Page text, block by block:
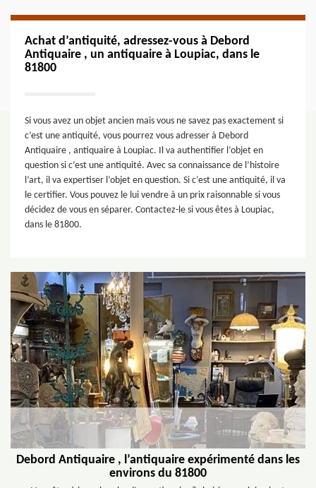
Achat d’antiquité, adressez-vous à Debord
Antiquaire , un antiquaire à Loupiac, dans le
81800
Si vous avez un objet ancien mais vous ne savez pas exactement si
c’est une antiquité, vous pourrez vous adresser à Debord
Antiquaire , antiquaire à Loupiac. Il va authentifier l’objet en
question si c’est une antiquité. Avec sa connaissance de l’histoire
l’art, il va expertiser l’objet en question. Si c’est une antiquité, il va
le certifier. Vous pouvez le lui vendre à un prix raisonnable si vous
décidez de vous en séparer. Contactez-le si vous êtes à Loupiac,
dans le 81800.
Debord Antiquaire , l’antiquaire expérimenté dans les
environs du 81800